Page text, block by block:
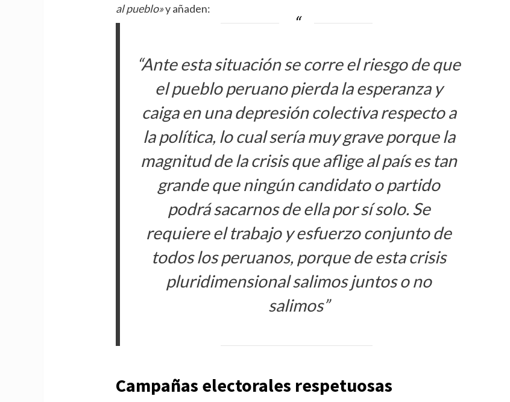
al pueblo»y añaden:
“Ante esta situación se corre el riesgo de que
el pueblo peruano pierda la esperanza y
caiga en una depresión colectiva respecto a
la política, lo cual sería muy grave porque la
magnitud de la crisis que aflige al país es tan
grande que ningún candidato o partido
podrá sacarnos de ella por sí solo. Se
requiere el trabajo y esfuerzo conjunto de
todos los peruanos, porque de esta crisis
pluridimensional salimos juntos o no
salimos”
Campañas electorales respetuosas